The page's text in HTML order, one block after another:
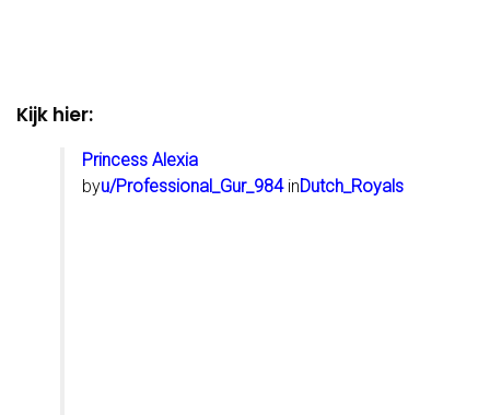
Kijk hier:
Princess Alexia
byu/Professional_Gur_984inDutch_Royals